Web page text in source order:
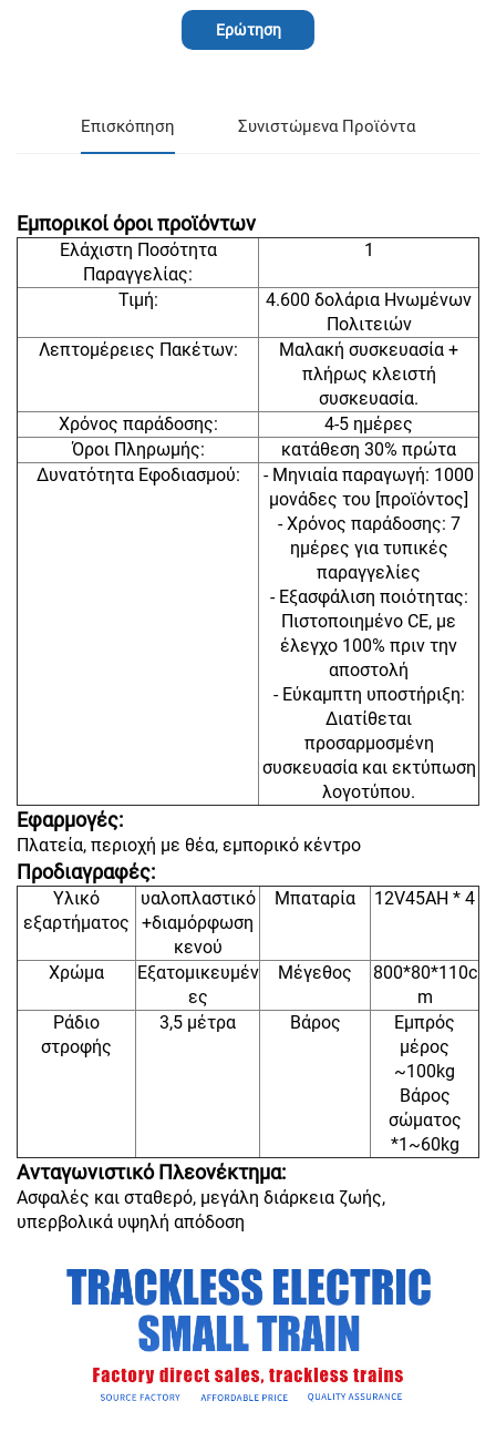
Ερώτηση
Επισκόπηση Συνιστώμενα Προϊόντα
Εμπορικοί όροι προϊόντων
Ελάχιστη Ποσότητα
Παραγγελίας:
1
Τιμή:
4.600 δολάρια Ηνωμένων
Πολιτειών
Λεπτομέρειες Πακέτων:
Μαλακή συσκευασία +
πλήρως κλειστή
συσκευασία.
Χρόνος παράδοσης:
4-5 ημέρες
Όροι Πληρωμής:
κατάθεση 30% πρώτα
Δυνατότητα Εφοδιασμού:
- Μηνιαία παραγωγή: 1000
μονάδες του [προϊόντος]
- Χρόνος παράδοσης: 7
ημέρες για τυπικές
παραγγελίες
- Εξασφάλιση ποιότητας:
Πιστοποιημένο CE, με
έλεγχο 100% πριν την
αποστολή
- Εύκαμπτη υποστήριξη:
Διατίθεται
προσαρμοσμένη
συσκευασία και εκτύπωση
λογοτύπου.
Εφαρμογές:
Πλατεία, περιοχή με θέα, εμπορικό κέντρο
Προδιαγραφές:
Υλικό
εξαρτήματος
υαλοπλαστικό
+διαμόρφωση
κενού
Μπαταρία 12V45AH * 4
Χρώμα
Εξατομικευμέν
ες
Μέγεθος
800*80*110c
m
Ράδιο
στροφής
3,5 μέτρα Βάρος
Εμπρός
μέρος
~100kg
Βάρος
σώματος
*1~60kg
Ανταγωνιστικό Πλεονέκτημα:
Ασφαλές και σταθερό, μεγάλη διάρκεια ζωής,
υπερβολικά υψηλή απόδοση